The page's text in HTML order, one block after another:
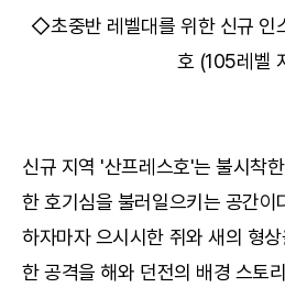
◇초중반 레벨대를 위한 신규 인
호 (105레벨
신규 지역 '산프레스호'는 불시착
한 호기심을 불러일으키는 공간이
하자마자 으시시한 쥐와 새의 형
한 공격을 해와 던전의 배경 스토